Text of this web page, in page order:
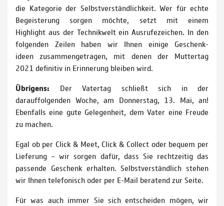
die Kategorie der Selbstverständlichkeit. Wer für echte
Begeisterung sorgen möchte, setzt mit einem
Highlight aus der Technikwelt ein Ausrufezeichen. In den
folgenden Zeilen haben wir Ihnen einige Geschenk­
ideen zusammengetragen, mit denen der Muttertag
2021 definitiv in Erinnerung bleiben wird.
Übrigens: Der Vatertag schließt sich in der
darauffolgenden Woche, am Donnerstag, 13. Mai, an!
Ebenfalls eine gute Gelegenheit, dem Vater eine Freude
zu machen.
Egal ob per Click & Meet, Click & Collect oder bequem per
Lieferung – wir sorgen dafür, dass Sie rechtzeitig das
passende Geschenk erhalten. Selbstverständlich stehen
wir Ihnen telefonisch oder per E-Mail beratend zur Seite.
Für was auch immer Sie sich entscheiden mögen, wir